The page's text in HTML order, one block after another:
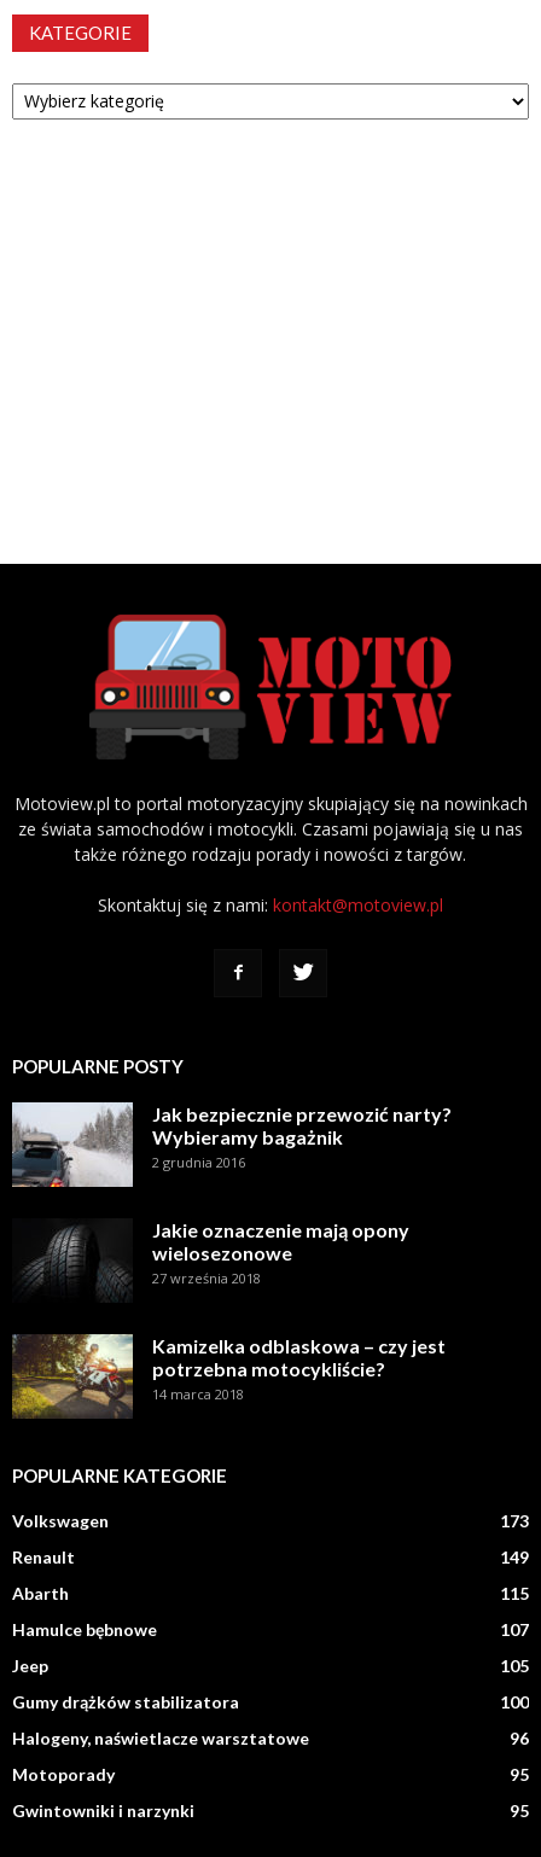
KATEGORIE
Kategorie
Motoview.pl to portal motoryzacyjny skupiający się na nowinkach
ze świata samochodów i motocykli. Czasami pojawiają się u nas
także różnego rodzaju porady i nowości z targów.
Skontaktuj się z nami: kontakt@motoview.pl
POPULARNE POSTY
Jak bezpiecznie przewozić narty?
Wybieramy bagażnik
2 grudnia 2016
Jakie oznaczenie mają opony
wielosezonowe
27 września 2018
Kamizelka odblaskowa – czy jest
potrzebna motocykliście?
14 marca 2018
POPULARNE KATEGORIE
Volkswagen
173
Renault
149
Abarth
115
Hamulce bębnowe
107
Jeep
105
Gumy drążków stabilizatora
100
Halogeny, naświetlacze warsztatowe
96
Motoporady
95
Gwintowniki i narzynki
95